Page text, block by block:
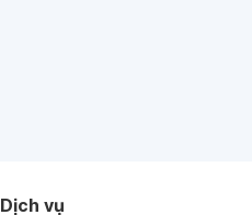
Dịch vụ